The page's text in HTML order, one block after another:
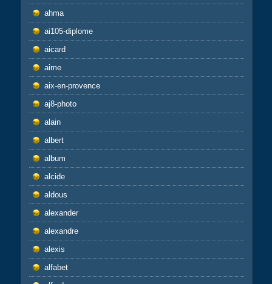
ahma
ai105-diplome
aicard
aime
aix-en-provence
aj8-photo
alain
albert
album
alcide
aldous
alexander
alexandre
alexis
alfabet